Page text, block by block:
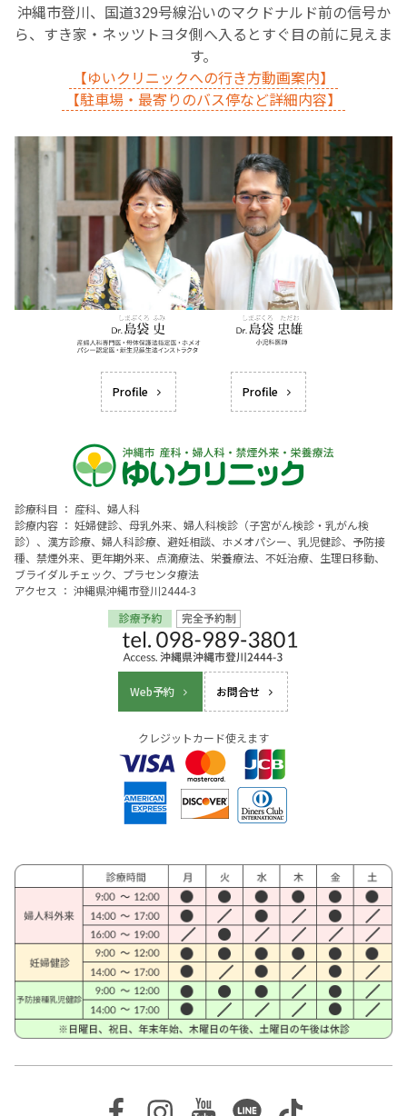
沖縄市登川、国道329号線沿いのマクドナルド前の信号か
ら、すき家・ネッツトヨタ側へ入るとすぐ目の前に見えま
す。
【ゆいクリニックへの行き方動画案内】
【駐車場・最寄りのバス停など詳細内容】
Profile Profile
診療科目 ： 産科、婦人科
診療内容 ： 妊婦健診、母乳外来、婦人科検診（子宮がん検診・乳がん検
診）、漢方診療、婦人科診療、避妊相談、ホメオパシー、乳児健診、予防接
種、禁煙外来、更年期外来、点滴療法、栄養療法、不妊治療、生理日移動、
ブライダルチェック、プラセンタ療法
アクセス ： 沖縄県沖縄市登川2444-3
Web予約 お問合せ
クレジットカード使えます